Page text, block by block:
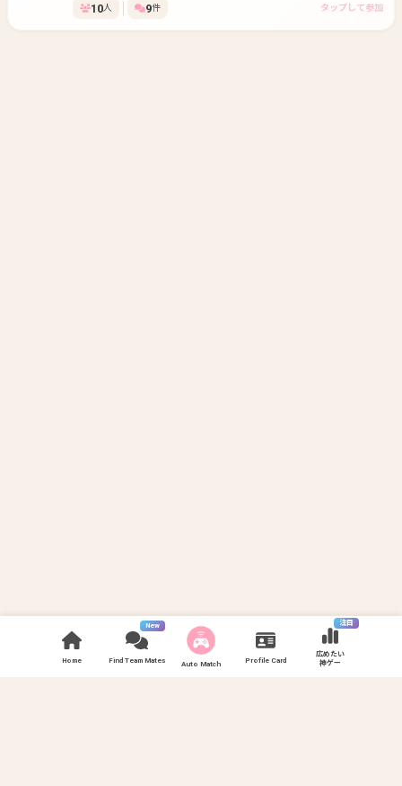
Home
New
Find Team Mates Auto Match Profile Card
注目
広めたい
神ゲー
10人 9件 タップして参加